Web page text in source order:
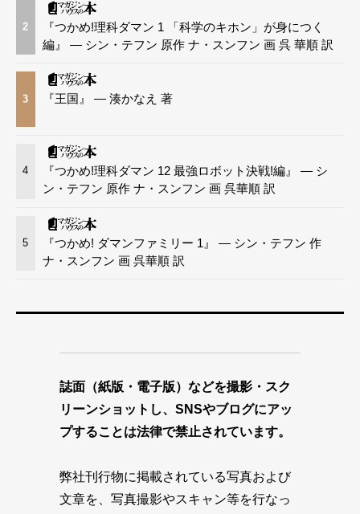
2
『つかめ!理科ダマン 1 「科学のキホン」が身につく
編』 — シン・テフン 原作 ナ・スンフン 画 呉 華順 訳
3 『王国』 — 湊かなえ 著
4
『つかめ!理科ダマン 12 最強ロボット決戦!編』 — シ
ン・テフン 原作 ナ・スンフン 画 呉華順 訳
5
『つかめ! ダマンファミリー 1』 — シン・テフン 作
ナ・スンフン 画 呉華順 訳
誌面（紙版・電子版）などを撮影・スク
リーンショットし、SNSやブログにアッ
プすることは法律で禁止されています。
弊社刊行物に掲載されている写真および
文章を、写真撮影やスキャン等を行なっ